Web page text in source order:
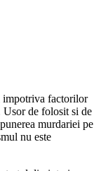
impotriva factorilor
de folosit si de
murdariei pe
nu este